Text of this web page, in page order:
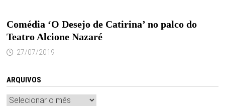
Comédia ‘O Desejo de Catirina’ no palco do
Teatro Alcione Nazaré
27/07/2019
ARQUIVOS
Arquivos